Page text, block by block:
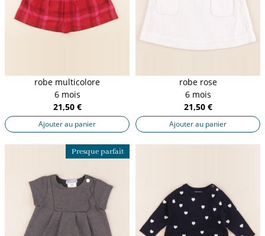
robe multicolore
6 mois
21,50 €
Ajouter au panier
robe rose
6 mois
21,50 €
Ajouter au panier
Presque parfait